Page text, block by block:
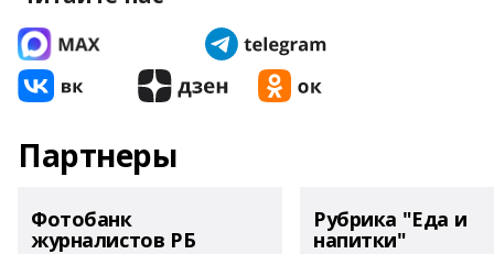
Партнеры
Фотобанк
журналистов РБ
Рубрика "Еда и
напитки"